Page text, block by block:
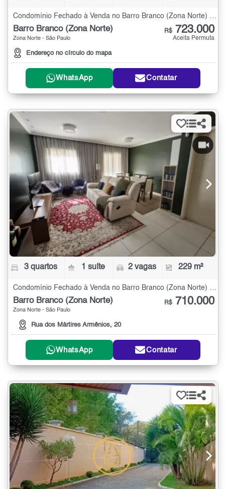
Barro Branco (Zona Norte)
Zona Norte - São Paulo
Endereço no círculo do mapa
R$ 723.000
Aceita Permuta
WhatsApp Contatar
3 quartos 1 suíte 2 vagas 229 m²
Condomínio Fechado à Venda no Barro Branco (Zona Norte) com 3 quartos - 229 m²
Barro Branco (Zona Norte)
Zona Norte - São Paulo
Rua dos Mártires Armênios, 20
R$ 710.000
WhatsApp Contatar